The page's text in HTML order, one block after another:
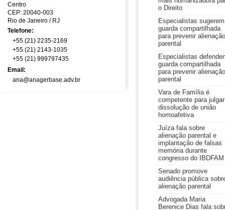
Centro
CEP: 20040-003
Rio de Janeiro / RJ
Telefone:
+55 (21) 2235-2169
+55 (21) 2143-1035
+55 (21) 999797435
Email:
ana@anagerbase.adv.br
o Direito
Especialistas sugerem
guarda compartilhada
para prevenir alienação
parental
Especialistas
guarda compartilhada
para prevenir alienação
parental
Vara de Família é
competente para julgar
dissolução de união
homoafetiva
Juíza fala sobre
alienação parental e
implantação de falsas
memória durante
congresso do IBDFAM
Senado promove
audiência pública
alienação parental
Advogada Maria
Berenice Dias fala